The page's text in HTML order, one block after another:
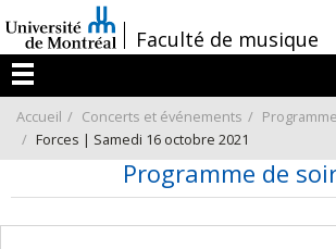
au
contenu
/Faculté de musique
Menu
Accueil Concerts et événements
Forces | Samedi 16 octobre 2021
Programme de